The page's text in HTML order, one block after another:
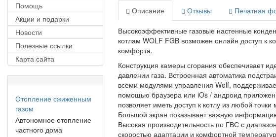
Помощь
Акции и подарки
Новости
Полезные ссылки
Карта сайта
Отопление сжиженным
газом
Автономное отопление
частного дома
Описание Отзывы Печатная
Высокоэффективные газовые настенные
котлам WOLF FGB возможен онлайн доступ к
комфорта.
Конструкция камеры сгорания обеспечивает
давлении газа. Встроенная автоматика
всеми модулями управления Wolf,
помощью браузера или iOs / андроид
позволяет иметь доступ к котлу из любой
Большой экран показывает важную
Высокая производительность по ГВС с
скоростью адаптации и комфортной